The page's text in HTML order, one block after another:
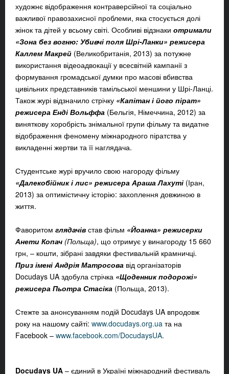
художнє відображення контраверсійної та соціально
важливої правозахисної проблеми, яка стосується долі
жінок та дітей у всьому світі. Особливі відзнаки отримали
«Зона без вогню: Убивчі поля Шрі-Ланки» режисера
Каллем Макрей (Великобританія, 2013) за потужне
використання відеоадвокації у всесвітній кампанії з
формування громадської думки про масові вбивства
цивільних представників тамільської меншини у Шрі-Ланці.
Також журі відзначило стрічку «Капітан і його пірат»
режисера Енді Вольффа (Бельгія, Німеччина, 2012) за
виняткову хоробрість знімальної групи фільму та видатне
відображення феномену міжнародного піратства у
викладенні жертви та її наглядача.
Студентське журі вручило свою нагороду фільму
«Далекобійник і лис» режисера Араша Лахуті (Іран,
2013) за оптимістичну історію: захоплення довжиною в
життя.
Фаворитом глядачів став фільм «Йоанна» режисерки
Анети Копач (Польща), що отримує у винагороду 15 660
грн, – кошти, зібрані завдяки фестивальній крамничці.
Приз імені Андрія Матросова від організаторів
Docudays UA здобула стрічка «Щоденник подорожі»
режисера Пьотра Стасіка (Польща, 2013).
Стежте за анонсуванням подій Docudays UA впродовж
року на нашому сайті: www.docudays.org.ua та на
Facebook – www.facebook.com/DocudaysUA.
Docudays UA – єдиний в Україні міжнародний фестиваль